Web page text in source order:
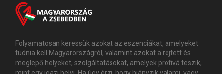
Folyamatosan keressük azokat az eszenciákat, amelyeket
tudnia kell Magyarországról, valamint azokat a rejtett és
meglepő helyeket, szolgáltatásokat, amelyek profivá teszik,